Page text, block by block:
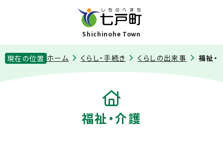
Shichinohe Town
現在の位置 ホーム くらし・手続き くらしの出来事 福祉・
福祉・介護